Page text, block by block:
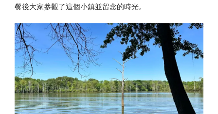
餐後大家參觀了這個小鎮並留念的時光。